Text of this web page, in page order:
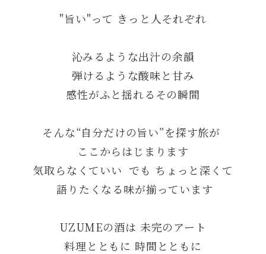
"旨い"って きっと人それぞれ
沁みるような出汁の余韻
弾けるような酸味と甘み
感性がふと揺れるその瞬間
そんな“自分だけの旨い”を探す旅が
ここからはじまります
気取らなくていい  でも ちょっと深くて
語りたくなる味が揃っています
UZUMEの酒は 未完のアート
料理とともに 時間とともに